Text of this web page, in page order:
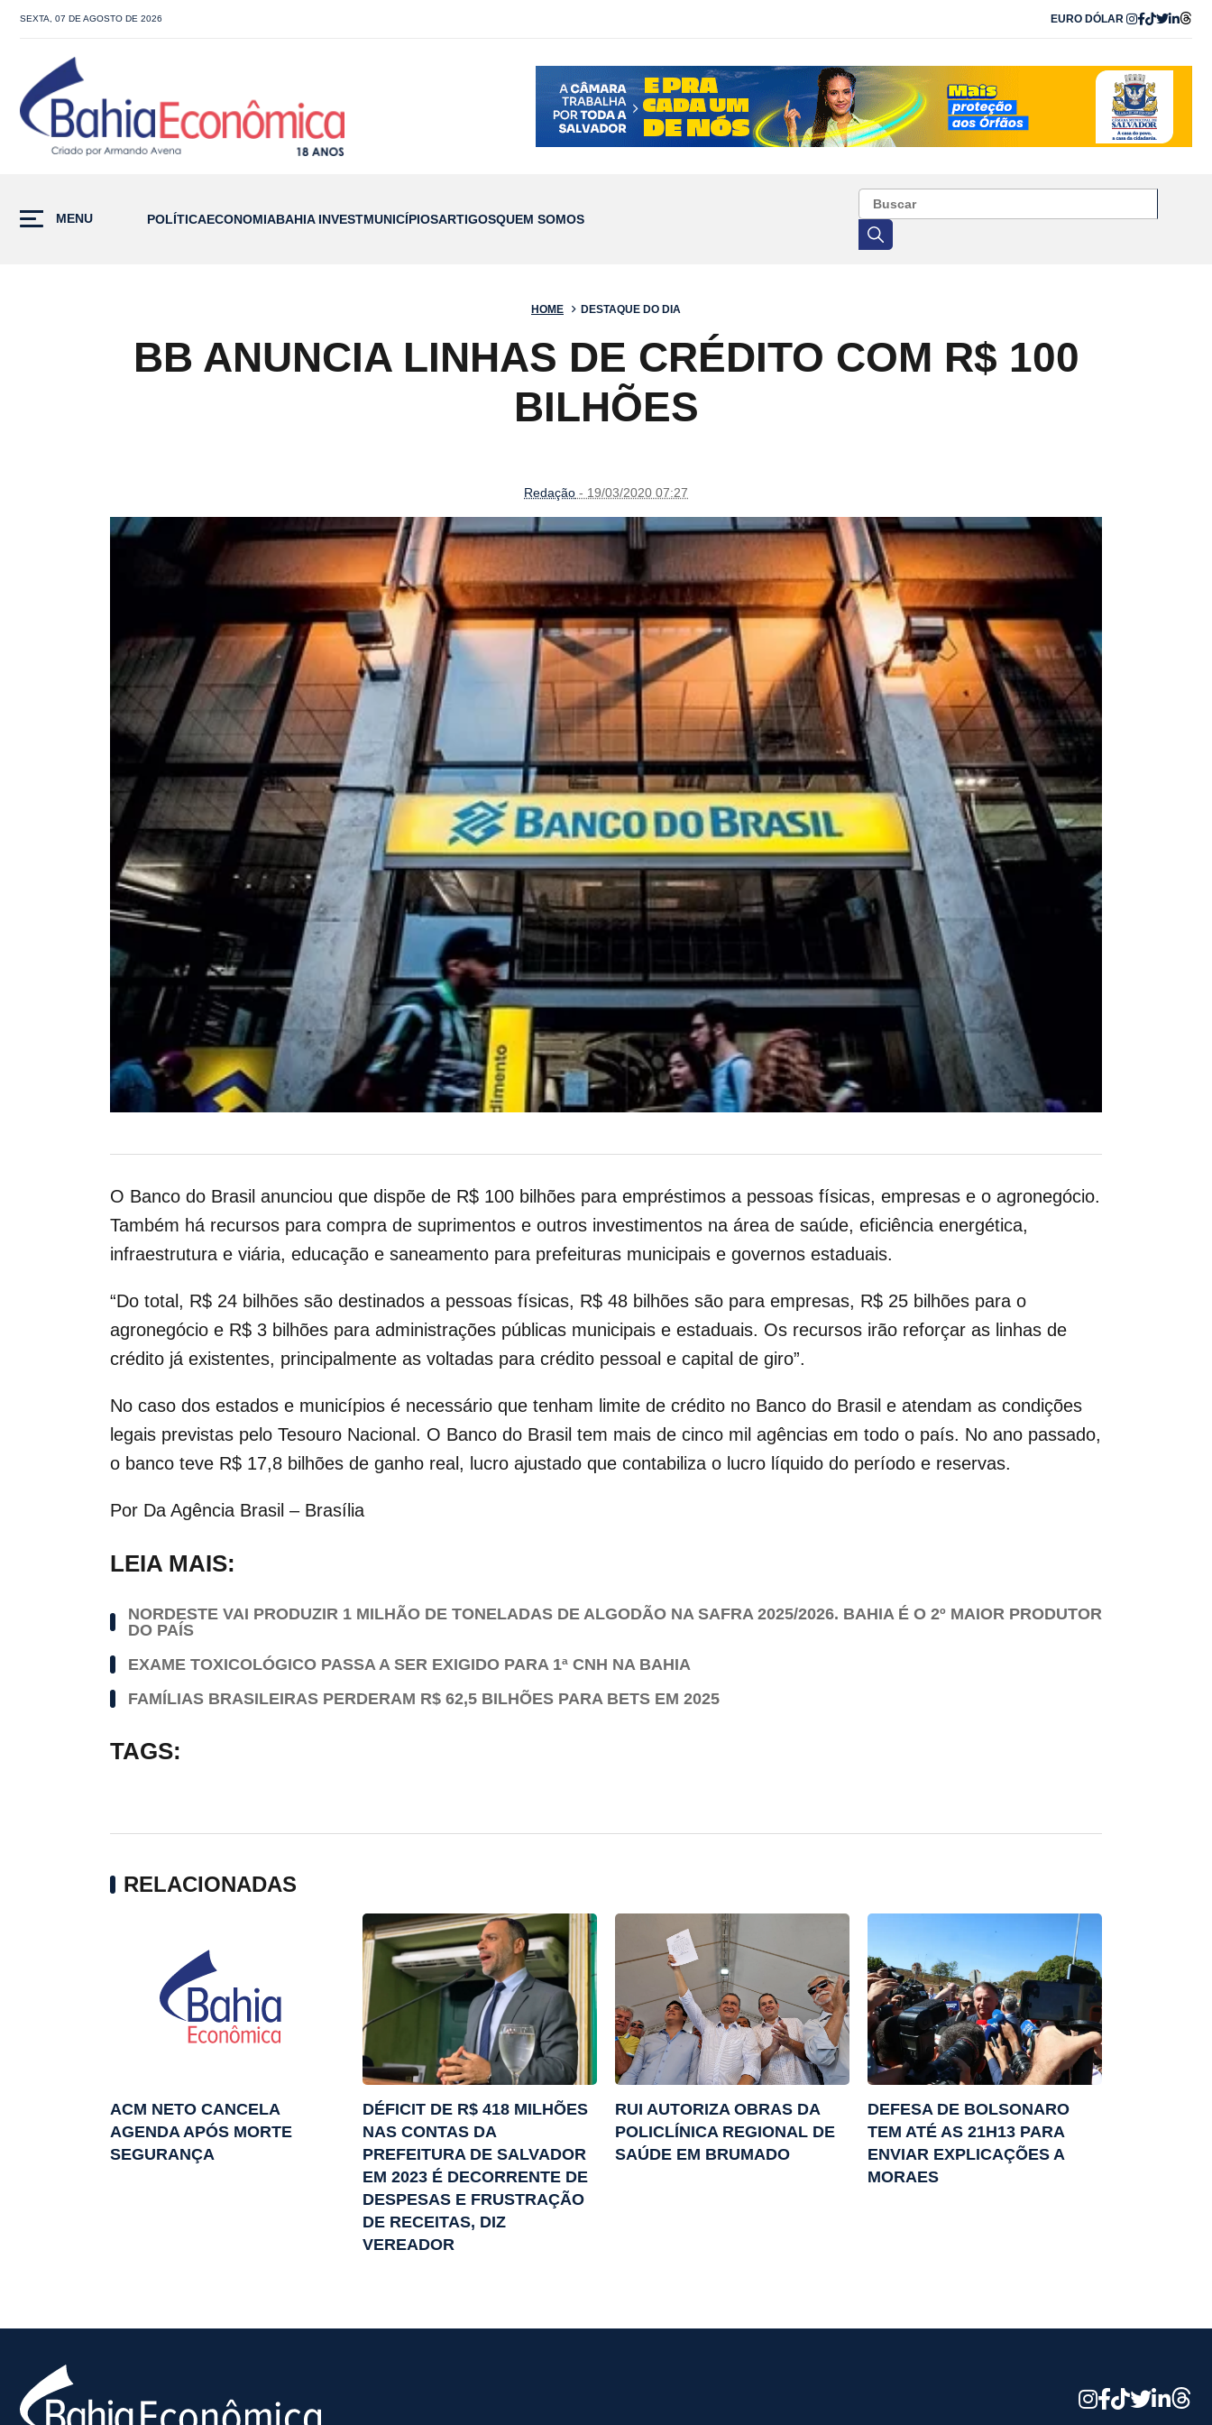
SEXTA, 07 DE AGOSTO DE 2026 EURO DÓLAR
MENU POLÍTICAECONOMIABAHIA INVESTMUNICÍPIOSARTIGOSQUEM SOMOS
HOME DESTAQUE DO DIA
BB ANUNCIA LINHAS DE CRÉDITO COM R$ 100
BILHÕES
Redação - 19/03/2020 07:27
O Banco do Brasil anunciou que dispõe de R$ 100 bilhões para empréstimos a pessoas físicas, empresas e o agronegócio.
Também há recursos para compra de suprimentos e outros investimentos na área de saúde, eficiência energética,
infraestrutura e viária, educação e saneamento para prefeituras municipais e governos estaduais.
“Do total, R$ 24 bilhões são destinados a pessoas físicas, R$ 48 bilhões são para empresas, R$ 25 bilhões para o
agronegócio e R$ 3 bilhões para administrações públicas municipais e estaduais. Os recursos irão reforçar as linhas de
crédito já existentes, principalmente as voltadas para crédito pessoal e capital de giro”.
No caso dos estados e municípios é necessário que tenham limite de crédito no Banco do Brasil e atendam as condições
legais previstas pelo Tesouro Nacional. O Banco do Brasil tem mais de cinco mil agências em todo o país. No ano passado,
o banco teve R$ 17,8 bilhões de ganho real, lucro ajustado que contabiliza o lucro líquido do período e reservas.
Por Da Agência Brasil – Brasília
LEIA MAIS:
NORDESTE VAI PRODUZIR 1 MILHÃO DE TONELADAS DE ALGODÃO NA SAFRA 2025/2026. BAHIA É O 2º MAIOR PRODUTOR
DO PAÍS
EXAME TOXICOLÓGICO PASSA A SER EXIGIDO PARA 1ª CNH NA BAHIA
FAMÍLIAS BRASILEIRAS PERDERAM R$ 62,5 BILHÕES PARA BETS EM 2025
TAGS:
RELACIONADAS
ACM NETO CANCELA
AGENDA APÓS MORTE
SEGURANÇA
DÉFICIT DE R$ 418 MILHÕES
NAS CONTAS DA
PREFEITURA DE SALVADOR
EM 2023 É DECORRENTE DE
DESPESAS E FRUSTRAÇÃO
DE RECEITAS, DIZ
VEREADOR
RUI AUTORIZA OBRAS DA
POLICLÍNICA REGIONAL DE
SAÚDE EM BRUMADO
DEFESA DE BOLSONARO
TEM ATÉ AS 21H13 PARA
ENVIAR EXPLICAÇÕES A
MORAES